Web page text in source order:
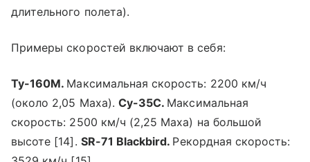
длительного полета).
Примеры скоростей включают в себя:
Ту-160М. Максимальная скорость: 2200 км/ч
(около 2,05 Маха). Су-35С. Максимальная
скорость: 2500 км/ч (2,25 Маха) на большой
высоте [14]. SR-71 Blackbird. Рекордная скорость: